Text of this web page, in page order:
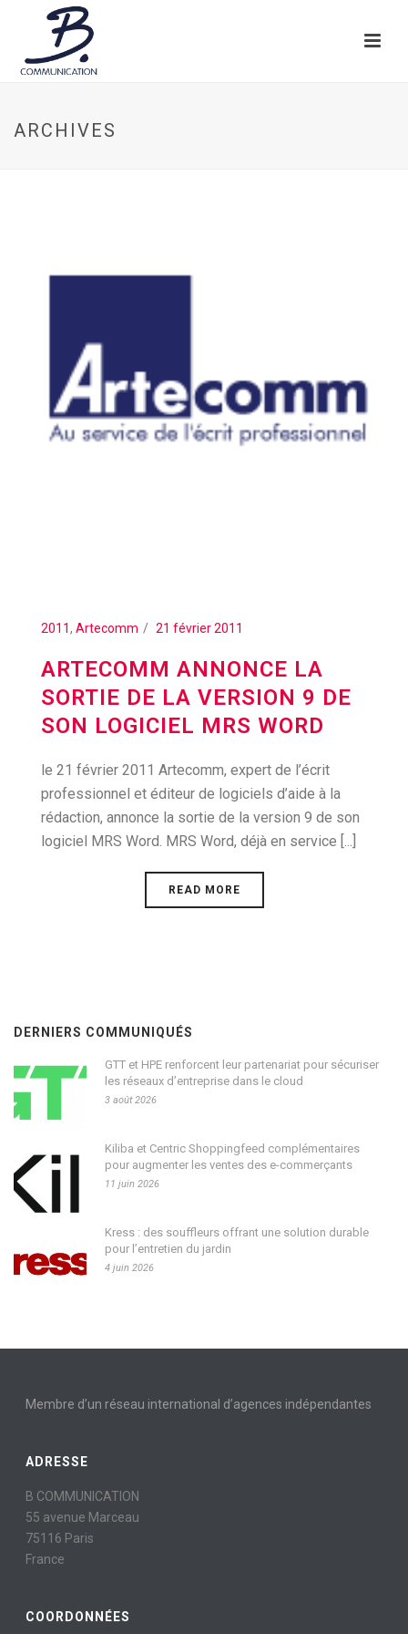
ARCHIVES
2011, Artecomm 21 février 2011
ARTECOMM ANNONCE LA
SORTIE DE LA VERSION 9 DE
SON LOGICIEL MRS WORD
le 21 février 2011 Artecomm, expert de l’écrit
professionnel et éditeur de logiciels d’aide à la
rédaction, annonce la sortie de la version 9 de son
logiciel MRS Word. MRS Word, déjà en service [...]
READ MORE
DERNIERS COMMUNIQUÉS
GTT et HPE renforcent leur partenariat pour sécuriser
les réseaux d’entreprise dans le cloud
3 août 2026
Kiliba et Centric Shoppingfeed complémentaires
pour augmenter les ventes des e-commerçants
11 juin 2026
Kress : des souffleurs offrant une solution durable
pour l’entretien du jardin
4 juin 2026
Membre d’un réseau international d’agences indépendantes
ADRESSE
B COMMUNICATION
55 avenue Marceau
75116 Paris
France
COORDONNÉES